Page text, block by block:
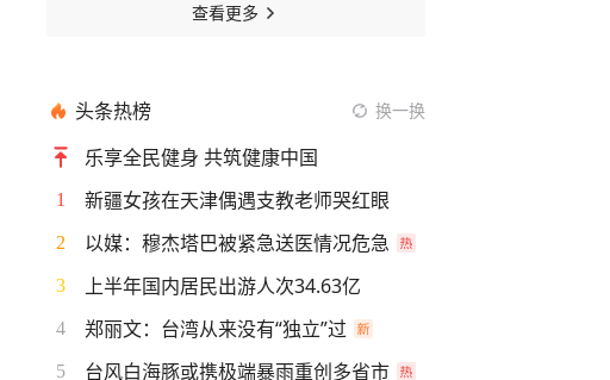
查看更多
头条热榜 换一换
乐享全民健身 共筑健康中国
1 新疆女孩在天津偶遇支教老师哭红眼
2 以媒：穆杰塔巴被紧急送医情况危急
3 上半年国内居民出游人次34.63亿
4 郑丽文：台湾从来没有“独立”过
5 台风白海豚或携极端暴雨重创多省市